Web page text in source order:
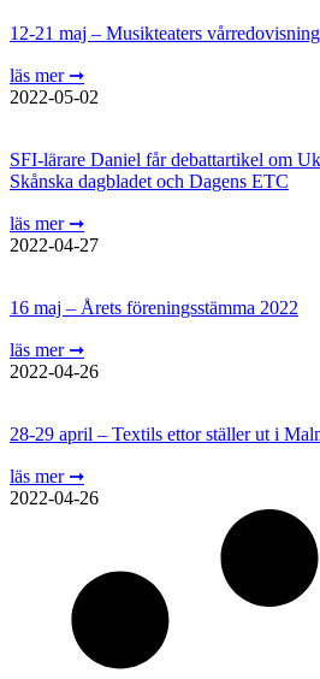
12-21 maj – Musikteaters vårredovisning
läs mer ➞
2022-05-02
SFI-lärare Daniel får debattartikel om
Skånska dagbladet och Dagens ETC
läs mer ➞
2022-04-27
16 maj – Årets föreningsstämma 2022
läs mer ➞
2022-04-26
28-29 april – Textils ettor ställer ut i
läs mer ➞
2022-04-26